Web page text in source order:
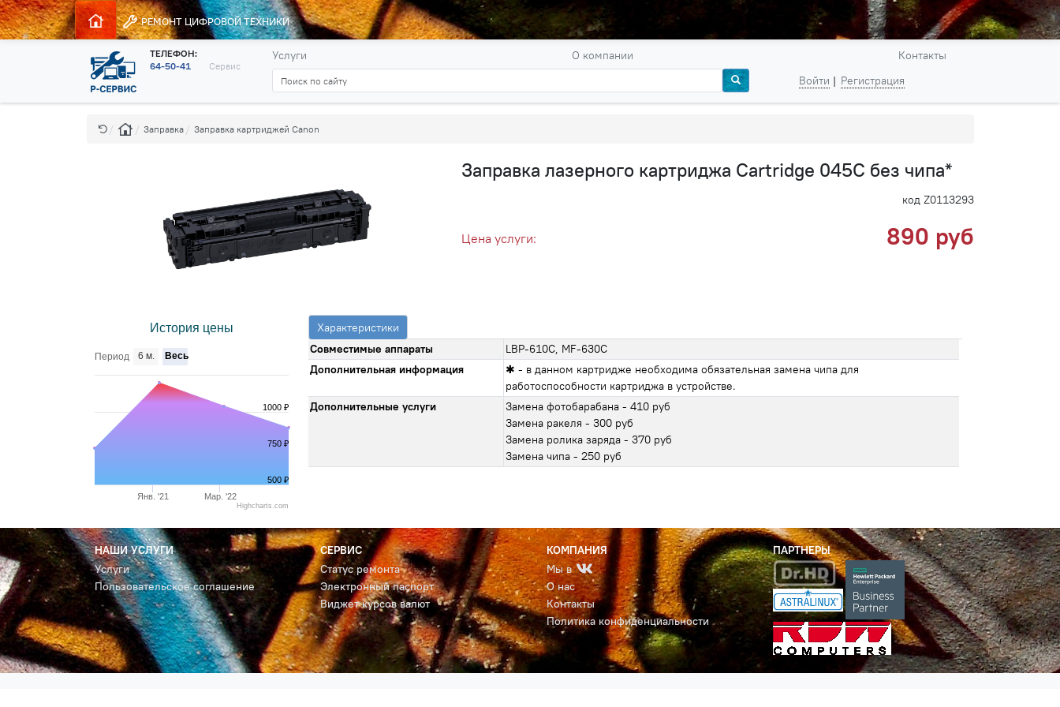
РЕМОНТЦИФРОВОЙ ТЕХНИКИ
ТЕЛЕФОН:
64-50-41
Сервис
Услуги О компании
Контакты
Войти
Регистрация
Заправка Заправка картриджей Canon
Заправка лазерного картриджа Cartridge 045C без чипа*
код Z0113293
Цена услуги: 890 руб
История цены
Янв. '21 Мар. '22
1000 ₽
500 ₽
750 ₽
Период 6 м. Весь
Highcharts.com
Характеристики
Совместимые аппараты
LBP-610C, MF-630C
Дополнительная информация
✱ - в данном картридже необходима обязательная замена чипа для
работоспособности картриджа в устройстве.
Дополнительные услуги
Замена фотобарабана - 410 руб
Замена ракеля - 300 руб
Замена ролика заряда - 370 руб
Замена чипа - 250 руб
НАШИ УСЛУГИ
Услуги
Пользовательское соглашение
СЕРВИС
Статус ремонта
Электронный паспорт
Виджет курсов валют
КОМПАНИЯ
Мы в
О нас
Контакты
Политика конфиденциальности
ПАРТНЕРЫ